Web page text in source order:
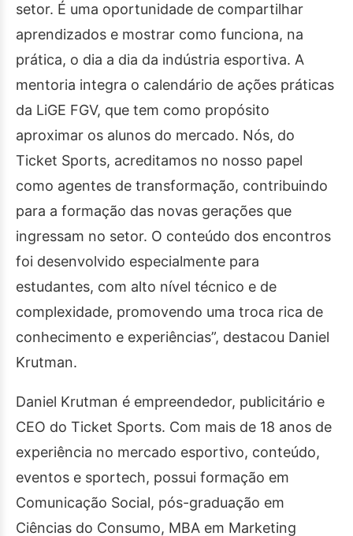
setor. É uma oportunidade de compartilhar
aprendizados e mostrar como funciona, na
prática, o dia a dia da indústria esportiva. A
mentoria integra o calendário de ações práticas
da LiGE FGV, que tem como propósito
aproximar os alunos do mercado. Nós, do
Ticket Sports, acreditamos no nosso papel
como agentes de transformação, contribuindo
para a formação das novas gerações que
ingressam no setor. O conteúdo dos encontros
foi desenvolvido especialmente para
estudantes, com alto nível técnico e de
complexidade, promovendo uma troca rica de
conhecimento e experiências”, destacou Daniel
Krutman.
Daniel Krutman é empreendedor, publicitário e
CEO do Ticket Sports. Com mais de 18 anos de
experiência no mercado esportivo, conteúdo,
eventos e sportech, possui formação em
Comunicação Social, pós-graduação em
Ciências do Consumo, MBA em Marketing